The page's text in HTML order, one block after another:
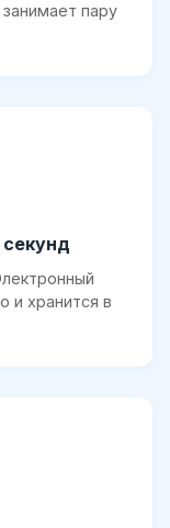
пару
и хранится в